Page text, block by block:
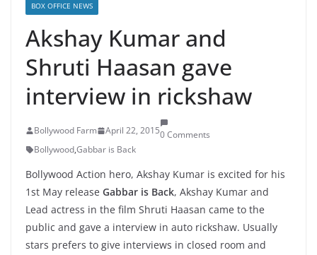
BOX OFFICE NEWS
Akshay Kumar and
Shruti Haasan gave
interview in rickshaw
Bollywood Farm April 22, 20150 Comments
Bollywood,Gabbar is Back
Bollywood Action hero, Akshay Kumar is excited for his
1st May release Gabbar is Back, Akshay Kumar and
Lead actress in the film Shruti Haasan came to the
public and gave a interview in auto rickshaw. Usually
stars prefers to give interviews in closed room and